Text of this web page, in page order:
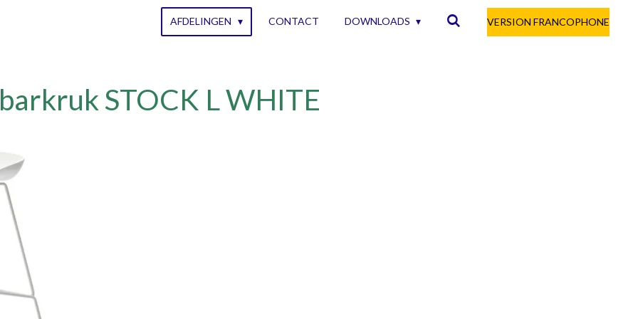
AFDELINGEN CONTACT DOWNLOADS VERSION FRANCOPHONE
barkruk STOCK L WHITE